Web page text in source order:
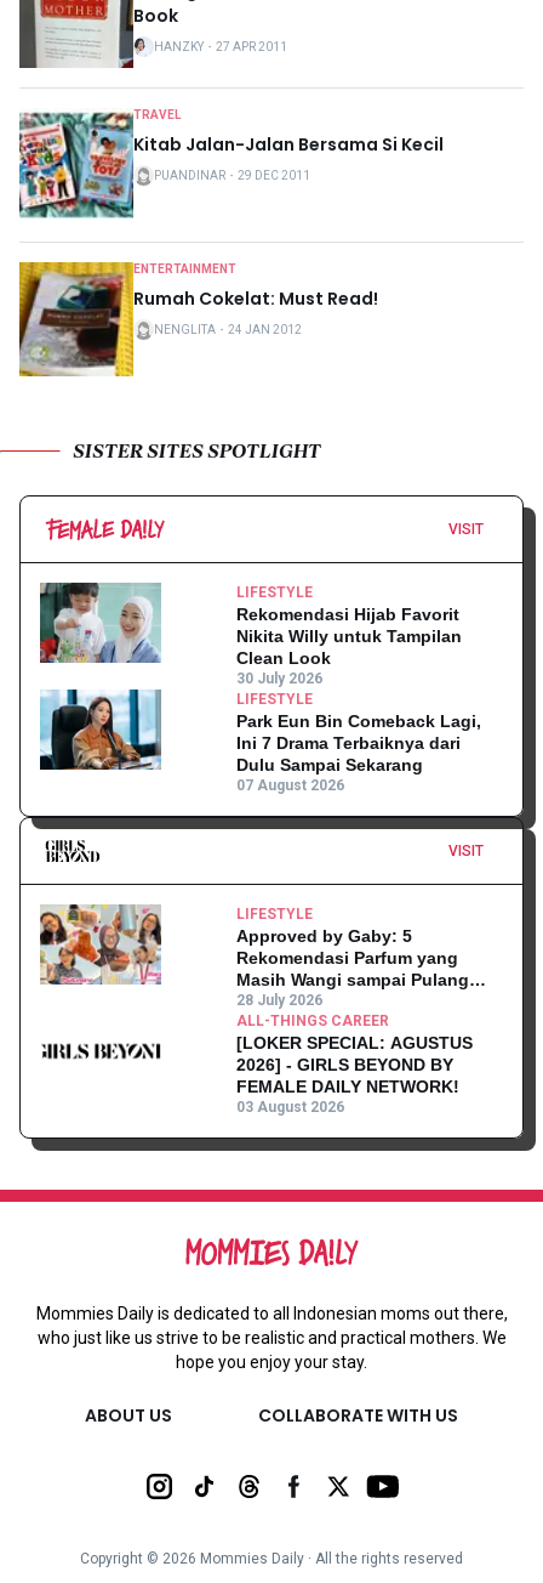
Book
HANZKY ・ 27 APR 2011
TRAVEL
Kitab Jalan-Jalan Bersama Si Kecil
PUANDINAR ・ 29 DEC 2011
ENTERTAINMENT
Rumah Cokelat: Must Read!
NENGLITA ・ 24 JAN 2012
SISTER SITES SPOTLIGHT
VISIT
LIFESTYLE
Rekomendasi Hijab Favorit
Nikita Willy untuk Tampilan
Clean Look
30 July 2026
LIFESTYLE
Park Eun Bin Comeback Lagi,
Ini 7 Drama Terbaiknya dari
Dulu Sampai Sekarang
07 August 2026
VISIT
LIFESTYLE
Approved by Gaby: 5
Rekomendasi Parfum yang
Masih Wangi sampai Pulang
Kantor
28 July 2026
ALL-THINGS CAREER
[LOKER SPECIAL: AGUSTUS
2026] - GIRLS BEYOND BY
FEMALE DAILY NETWORK!
03 August 2026
Mommies Daily is dedicated to all Indonesian moms out there,
who just like us strive to be realistic and practical mothers. We
hope you enjoy your stay.
ABOUT US COLLABORATE WITH US
Copyright © 2026 Mommies Daily ∙ All the rights reserved